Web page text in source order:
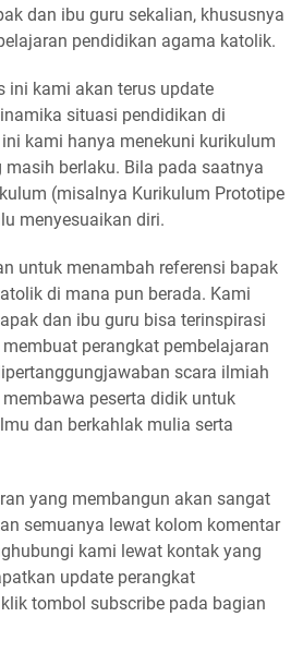
dan ibu guru sekalian, khususnya
pendidikan agama katolik.
ini kami akan terus update
situasi pendidikan di
kami hanya menekuni kurikulum
berlaku. Bila pada saatnya
(misalnya Kurikulum Prototipe
menyesuaikan diri.
untuk menambah referensi bapak
di mana pun berada. Kami
dan ibu guru bisa terinspirasi
perangkat pembelajaran
scara ilmiah
peserta didik untuk
dan berkahlak mulia serta
yang membangun akan sangat
semuanya lewat kolom komentar
kami lewat kontak yang
update perangkat
tombol subscribe pada bagian